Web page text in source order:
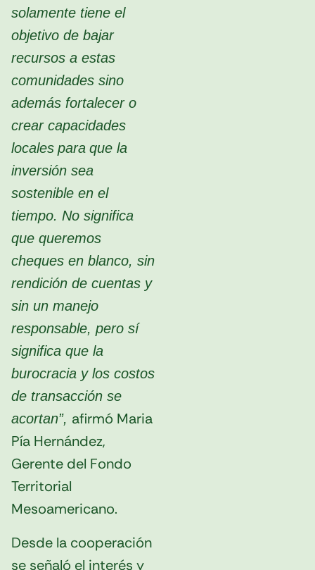
solamente tiene el
objetivo de bajar
recursos a estas
comunidades sino
además fortalecer o
crear capacidades
locales para que la
inversión sea
sostenible en el
tiempo. No significa
que queremos
cheques en blanco, sin
rendición de cuentas y
sin un manejo
responsable, pero sí
significa que la
burocracia y los costos
de transacción se
acortan”, afirmó Maria
Pía Hernández,
Gerente del Fondo
Territorial
Mesoamericano.
Desde la cooperación
se señaló el interés y